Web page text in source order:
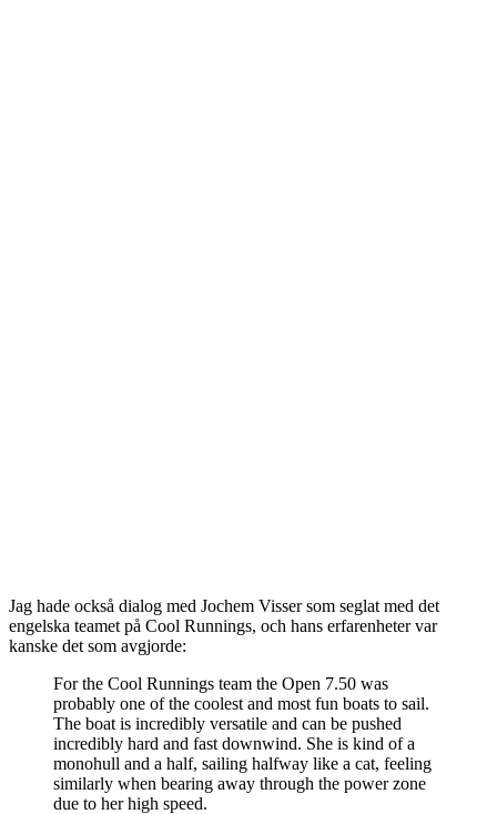
Jag hade också dialog med Jochem Visser som seglat med det
engelska teamet på Cool Runnings, och hans erfarenheter var
kanske det som avgjorde:
For the Cool Runnings team the Open 7.50 was
probably one of the coolest and most fun boats to sail.
The boat is incredibly versatile and can be pushed
incredibly hard and fast downwind. She is kind of a
monohull and a half, sailing halfway like a cat, feeling
similarly when bearing away through the power zone
due to her high speed.